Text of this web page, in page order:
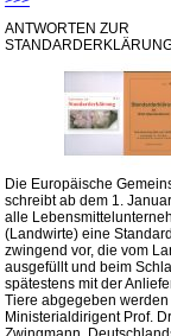
ANTWORTEN ZUR
Die Europäische
schreibt ab dem 1.
alle
(Landwirte) eine
zwingend vor, die vom
ausgefüllt und beim
spätestens mit der
Tiere abgegeben werden
Ministerialdirigent Prof.